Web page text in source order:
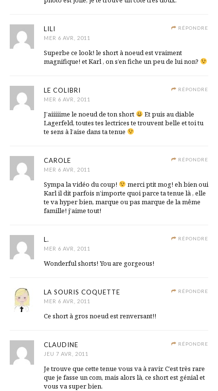
RÉPONDRE
LILI
MER 6 AVR, 2011
Superbe ce look! le short à noeud est vraiment
magnifique! et Karl , on s’en fiche un peu de lui non?
RÉPONDRE
LE COLIBRI
MER 6 AVR, 2011
J’aiiiiime le noeud de ton short
Et puis au diable
Lagerfeld, toutes tes lectrices te trouvent belle et toi tu
te sens à l’aise dans ta tenue
RÉPONDRE
CAROLE
MER 6 AVR, 2011
Sympa la vidéo du coup!
merci ptit mog! eh bien oui
Karl il dit parfois n’importe quoi parce ta tenue là , elle
te va hyper bien, marque ou pas marque de la même
famille! j’aime tout!
RÉPONDRE
L.
MER 6 AVR, 2011
Wonderful shorts! You are gorgeous!
RÉPONDRE
LA SOURIS COQUETTE
MER 6 AVR, 2011
Ce short à gros noeud est renversant!!
RÉPONDRE
CLAUDINE
JEU 7 AVR, 2011
Je trouve que cette tenue vous va à ravir. C’est très rare
que je fasse un com, mais alors là, ce short est génial et
vous va super bien.